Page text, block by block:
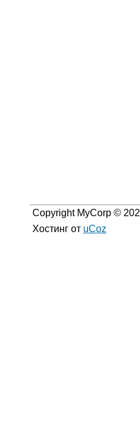
Copyright MyCorp ©
Хостинг от uCoz